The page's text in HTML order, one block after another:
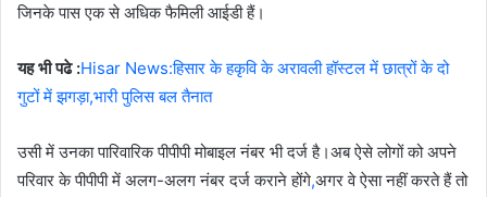
जिनके पास एक से अधिक फैमिली आईडी हैं।
यह भी पढे :Hisar News:हिसार के हकृवि के अरावली हॉस्टल में छात्रों के दो
गुटों में झगड़ा,भारी पुलिस बल तैनात
उसी में उनका पारिवारिक पीपीपी मोबाइल नंबर भी दर्ज है।अब ऐसे लोगों को अपने
परिवार के पीपीपी में अलग-अलग नंबर दर्ज कराने होंगे,अगर वे ऐसा नहीं करते हैं तो